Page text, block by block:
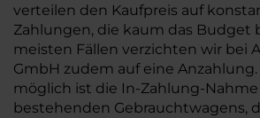
verteilen den Kaufpreis auf
Zahlungen, die kaum das Budget
meisten Fällen verzichten wir bei
GmbH zudem auf eine Anzahlung.
möglich ist die In-Zahlung-Nahme
bestehenden Gebrauchtwagens,